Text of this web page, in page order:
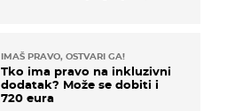
IMAŠ PRAVO, OSTVARI GA!
Tko ima pravo na inkluzivni
dodatak? Može se dobiti i
720 eura